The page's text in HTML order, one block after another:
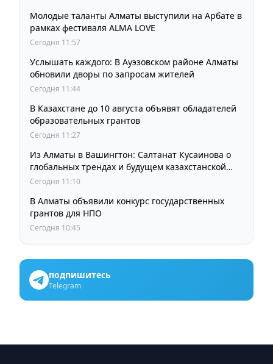
Молодые таланты Алматы выступили на Арбате в
рамках фестиваля ALMA LOVE
Сегодня 11:57
Услышать каждого: В Ауэзовском районе Алматы
обновили дворы по запросам жителей
Сегодня 11:44
В Казахстане до 10 августа объявят обладателей
образовательных грантов
Сегодня 11:27
Из Алматы в Вашингтон: Салтанат Кусаинова о
глобальных трендах и будущем казахстанской
школы
Сегодня 11:10
В Алматы объявили конкурс государственных
грантов для НПО
Сегодня 10:45
подпишитесь
Telegram